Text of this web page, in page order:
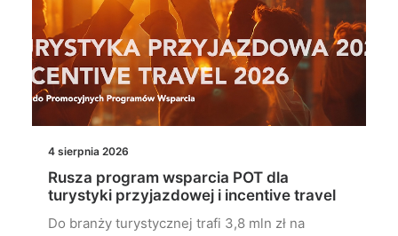
4 sierpnia 2026
Rusza program wsparcia POT dla
turystyki przyjazdowej i incentive travel
Do branży turystycznej trafi 3,8 mln zł na